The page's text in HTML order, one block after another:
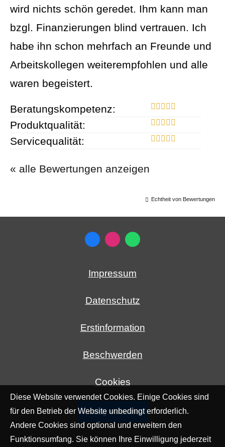
wird nichts schön geredet. Ihm kann man
bzgl. Finanzierungen blind vertrauen. Ich
habe ihn schon mehrfach an Freunde und
Arbeitskollegen weiterempfohlen und alle
waren begeistert.
Beratungskompetenz:
Produktqualität:
Servicequalität:
« alle Bewertungen anzeigen
Echtheit von Bewertungen
Impressum
Datenschutz
Erstinformation
Beschwerden
Cookies
Vertrag widerrufen
Diese Website verwendet Cookies. Einige Cookies sind
für den Betrieb der Website unbedingt erforderlich.
Andere Cookies sind optional und erweitern den
Funktionsumfang. Sie können Ihre Einwilligung jederzeit